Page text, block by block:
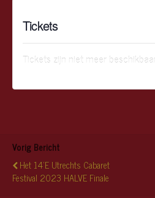
Tickets
Tickets zijn niet meer
Vorig Bericht
Het 14'e Utrechts Cabaret
Festival 2023 HALVE Finale